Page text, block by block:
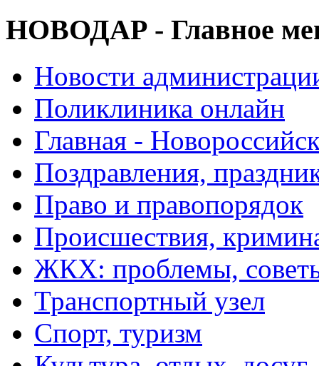
НОВОДАР - Главное
Новости
Поликлиника онлайн
Главная -
Поздравления,
Право и правопорядок
Происшествия,
ЖКХ: проблемы,
Транспортный узел
Спорт, туризм